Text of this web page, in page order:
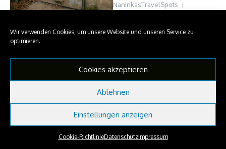
Wir verwenden Cookies, um unsere Website und unseren Service zu
optimieren.
Cookies akzeptieren
Ablehnen
Einstellungen anzeigen
Cookie-RichtlinieDatenschutzImpressum
NaninkasTravelSpots
Nachrichtenmagazin X